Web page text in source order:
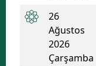
26
Ağustos
2026
Çarşamba